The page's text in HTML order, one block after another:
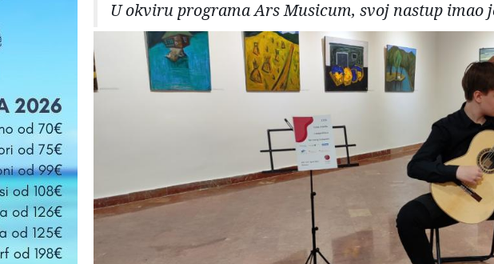
U okviru programa Ars Musicum, svoj nastup imao